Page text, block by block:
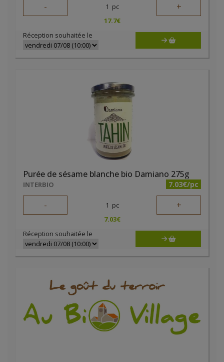
- 1 pc +
17.7€
Réception souhaitée le
Purée de sésame blanche bio Damiano 275g
INTERBIO 7.03€/pc
- 1 pc +
7.03€
Réception souhaitée le